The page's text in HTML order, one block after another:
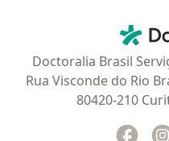
Doctoralia Brasil
Rua Visconde do Rio
80420-210